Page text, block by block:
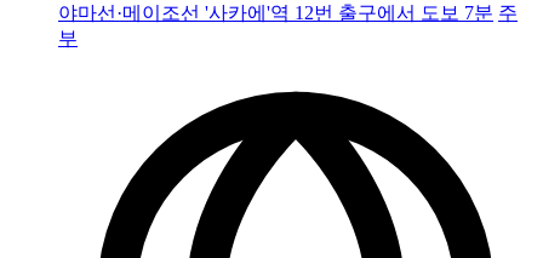
야마선·메이조선 '사카에'역 12번 출구에서 도보 7분 주
부